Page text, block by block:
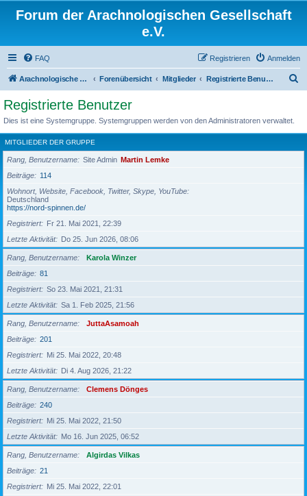
Forum der Arachnologischen Gesellschaft
e.V.
FAQ Anmelden
Registrieren
Arachnologische Gesellschaft e. V. Forenübersicht Mitglieder Registrierte Benutzer
Registrierte Benutzer
Dies ist eine Systemgruppe. Systemgruppen werden von den Administratoren verwaltet.
MITGLIEDER DER GRUPPE
Rang, Benutzername Site Admin Martin Lemke
Beiträge
114
Wohnort, Website, Facebook, Twitter, Skype, YouTube
Deutschland
https://nord-spinnen.de/
Registriert
Fr 21. Mai 2021, 22:39
Letzte Aktivität
Do 25. Jun 2026, 08:06
Rang, Benutzername
Karola Winzer
Beiträge
81
Registriert
So 23. Mai 2021, 21:31
Letzte Aktivität
Sa 1. Feb 2025, 21:56
Rang, Benutzername
JuttaAsamoah
Beiträge
201
Registriert
Mi 25. Mai 2022, 20:48
Letzte Aktivität
Di 4. Aug 2026, 21:22
Rang, Benutzername
Clemens Dönges
Beiträge
240
Registriert
Mi 25. Mai 2022, 21:50
Letzte Aktivität
Mo 16. Jun 2025, 06:52
Rang, Benutzername
Algirdas Vilkas
Beiträge
21
Registriert
Mi 25. Mai 2022, 22:01